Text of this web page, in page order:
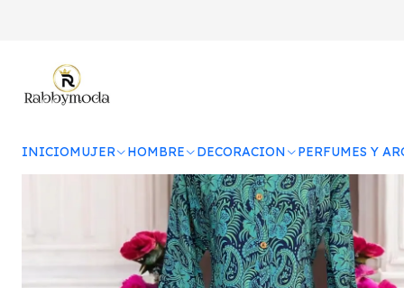
INICIOMUJER HOMBRE DECORACION PERFUMES Y